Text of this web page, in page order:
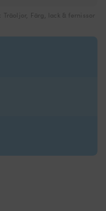
Träoljor Färg, lack & fernissor